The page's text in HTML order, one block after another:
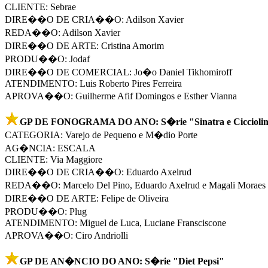
CLIENTE: Sebrae
DIRE��O DE CRIA��O: Adilson Xavier
REDA��O: Adilson Xavier
DIRE��O DE ARTE: Cristina Amorim
PRODU��O: Jodaf
DIRE��O DE COMERCIAL: Jo�o Daniel Tikhomiroff
ATENDIMENTO: Luis Roberto Pires Ferreira
APROVA��O: Guilherme Afif Domingos e Esther Vianna
GP DE FONOGRAMA DO ANO: S�rie "Sinatra e
CATEGORIA: Varejo de Pequeno e M�dio Porte
AG�NCIA: ESCALA
CLIENTE: Via Maggiore
DIRE��O DE CRIA��O: Eduardo Axelrud
REDA��O: Marcelo Del Pino, Eduardo Axelrud e Magali Moraes
DIRE��O DE ARTE: Felipe de Oliveira
PRODU��O: Plug
ATENDIMENTO: Miguel de Luca, Luciane Fransciscone
APROVA��O: Ciro Andriolli
GP DE AN�NCIO DO ANO: S�rie "Diet Pepsi"